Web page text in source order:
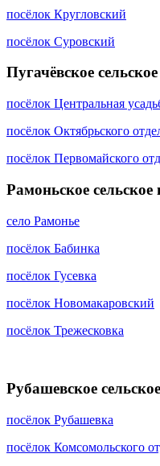
посёлок Кругловский
посёлок Суровский
Пугачёвское
посёлок Центральная
посёлок Октябрьского
посёлок Первомайского
Рамоньское сельское
село Рамонье
посёлок Бабинка
посёлок Гусевка
посёлок Новомакаровский
посёлок Трежесковка
Рубашевское
посёлок Рубашевка
посёлок Комсомольского